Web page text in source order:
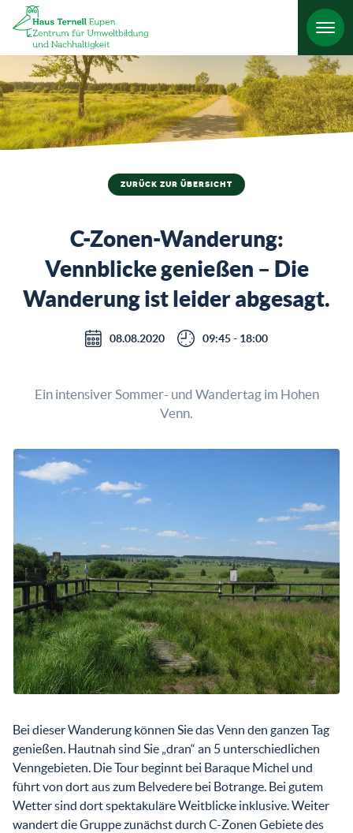
ZURÜCK ZUR ÜBERSICHT
C-Zonen-Wanderung:
Vennblicke genießen – Die
Wanderung ist leider abgesagt.
08.08.2020 09:45 - 18:00
Ein intensiver Sommer- und Wandertag im Hohen
Venn.
Bei dieser Wanderung können Sie das Venn den ganzen Tag
genießen. Hautnah sind Sie „dran“ an 5 unterschiedlichen
Venngebieten. Die Tour beginnt bei Baraque Michel und
führt von dort aus zum Belvedere bei Botrange. Bei gutem
Wetter sind dort spektakuläre Weitblicke inklusive. Weiter
wandert die Gruppe zunächst durch C-Zonen Gebiete des